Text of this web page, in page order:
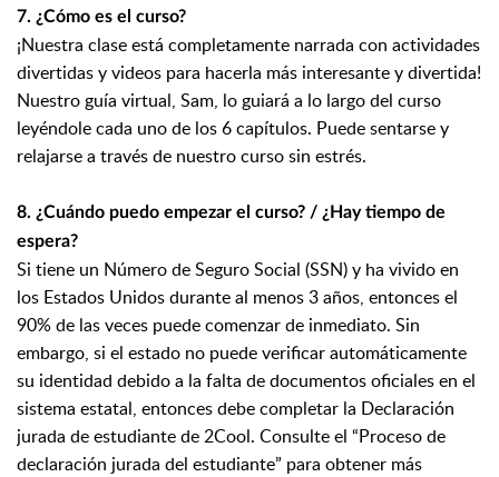
7. ¿Cómo es el curso?
¡Nuestra clase está completamente narrada con actividades
divertidas y videos para hacerla más interesante y divertida!
Nuestro guía virtual, Sam, lo guiará a lo largo del curso
leyéndole cada uno de los 6 capítulos. Puede sentarse y
relajarse a través de nuestro curso sin estrés.
8. ¿Cuándo puedo empezar el curso? / ¿Hay tiempo de
espera?
Si tiene un Número de Seguro Social (SSN) y ha vivido en
los Estados Unidos durante al menos 3 años, entonces el
90% de las veces puede comenzar de inmediato. Sin
embargo, si el estado no puede verificar automáticamente
su identidad debido a la falta de documentos oficiales en el
sistema estatal, entonces debe completar la Declaración
jurada de estudiante de 2Cool. Consulte el “Proceso de
declaración jurada del estudiante” para obtener más